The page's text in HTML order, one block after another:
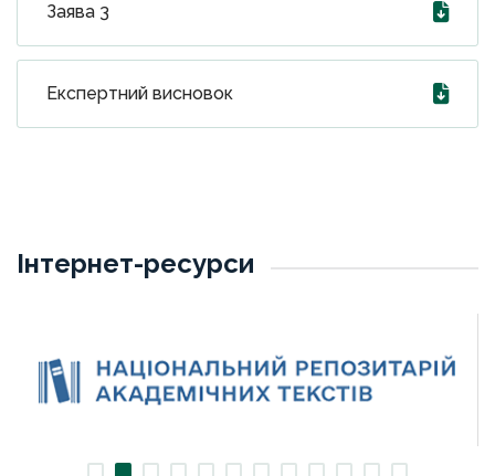
Заява 3
Експертний висновок
Інтернет-ресурси